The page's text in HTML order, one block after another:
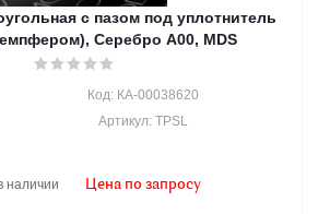
с пазом под уплотнитель
Серебро А00, MDS
наличии
Код: КА-00038620
Артикул: TPSL
Цена по запросу